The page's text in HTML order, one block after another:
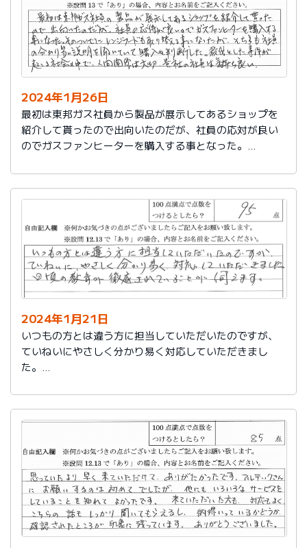
2024年1月26日
最初は東邦ガス社員から製品が展示してあるショップを
紹介して貰ったので出向いたのだが、社員の応対が良い
のでガスファンヒーターを購入する事となった。
そちらも社員の分かり易い説明を聞いていて購入を判断
した。
殺伐とした事件が起こる社会の中で、人間関係は大切。
貴社の社員は気持ち良い。
2024年1月21日
いつもの方とは違う方に担当していただいたのですが、
ていねいにやさしく分かり易く対応していただきまし
た。